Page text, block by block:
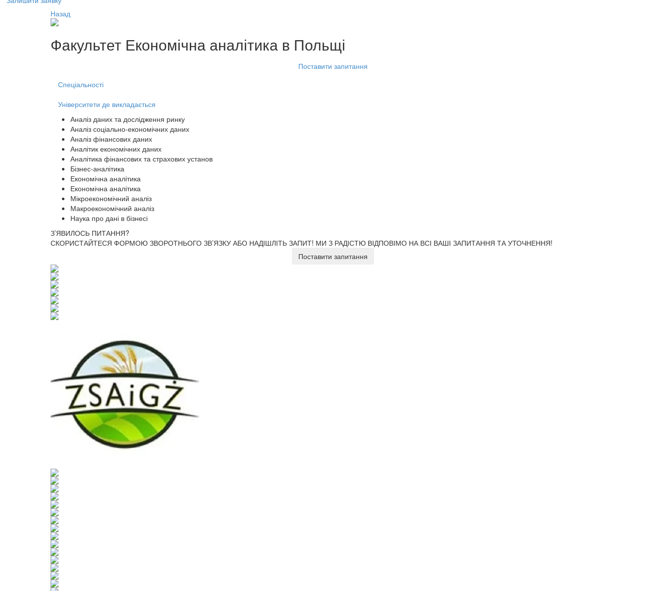
Назад
Факультет Економічна аналітика в Польщі
Поставити запитання
Спеціальності
Університети де викладається
Аналіз даних та дослідження ринку
Аналіз соціально-економічних даних
Аналіз фінансових даних
Аналітик економічних даних
Аналітика фінансових та страхових установ
Бізнес-аналітика
Економічна аналітика
Економічна аналітика
Мікроекономічний аналіз
Макроекономічний аналіз
Наука про дані в бізнесі
З’ЯВИЛОСЬ ПИТАННЯ?
СКОРИСТАЙТЕСЯ ФОРМОЮ ЗВОРОТНЬОГО ЗВ’ЯЗКУ АБО НАДІШЛІТЬ ЗАПИТ! МИ З РАДІСТЮ ВІДПОВІМО НА ВСІ ВАШІ ЗАПИТАННЯ ТА УТОЧНЕННЯ!
Поставити запитання